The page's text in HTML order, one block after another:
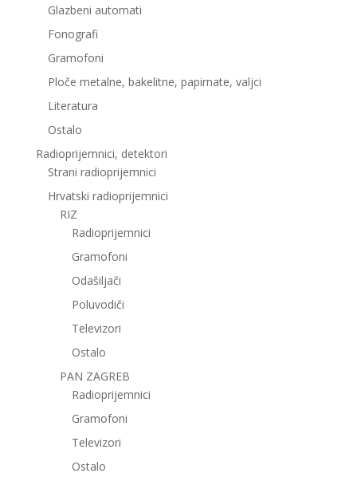
Glazbeni automati
Fonografi
Gramofoni
Ploče metalne, bakelitne, papirnate, valjci
Literatura
Ostalo
Radioprijemnici, detektori
Strani radioprijemnici
Hrvatski radioprijemnici
RIZ
Radioprijemnici
Gramofoni
Odašiljači
Poluvodiči
Televizori
Ostalo
PAN ZAGREB
Radioprijemnici
Gramofoni
Televizori
Ostalo